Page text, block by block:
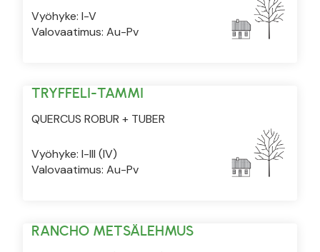
Vyöhyke: I-V
Valovaatimus: Au-Pv
TRYFFELI-TAMMI
QUERCUS ROBUR + TUBER
Vyöhyke: I-III (IV)
Valovaatimus: Au-Pv
RANCHO METSÄLEHMUS